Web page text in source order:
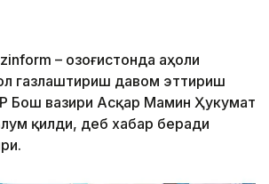
– Қозоғистонда аҳоли
газлаштириш давом эттириш
Бош вазири Асқар Мамин Ҳукумат
қилди, деб хабар беради